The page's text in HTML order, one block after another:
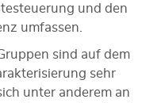
und den
umfassen.
sind auf dem
sehr
unter anderem an